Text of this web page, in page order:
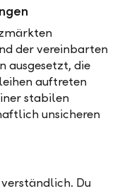
der vereinbarten
ausgesetzt, die
auftreten
stabilen
unsicheren
Du